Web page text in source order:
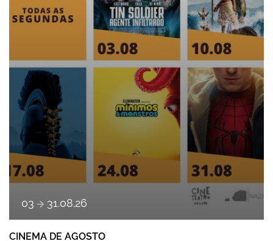
03 a 31.08.26
CINEMA DE AGOSTO